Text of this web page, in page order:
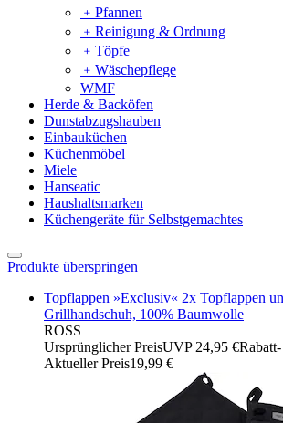
﹢ Pfannen
﹢ Reinigung & Ordnung
﹢ Töpfe
﹢ Wäschepflege
WMF
Herde & Backöfen
Dunstabzugshauben
Einbauküchen
Küchenmöbel
Miele
Hanseatic
Haushaltsmarken
Küchengeräte für Selbstgemachtes
Produkte überspringen
Topflappen »Exclusiv« 2x Topflappen
Grillhandschuh, 100% Baumwolle
ROSS
Ursprünglicher PreisUVP 24,95 €Rabatt
Aktueller Preis19,99 €